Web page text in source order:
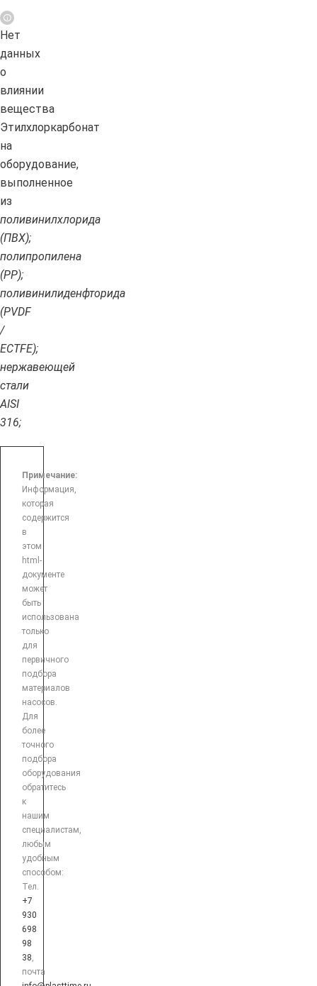
Нет
данных
о
влиянии
вещества
Этилхлоркарбонат
на
оборудование,
выполненное
из
поливинилхлорида
(ПВХ);
полипропилена
(PP);
поливинилиденфторида
(PVDF
/
ECTFE);
нержавеющей
стали
AISI
316;
Примечание:
Информация,
которая
содержится
в
этом
html-
документе
может
быть
использована
только
для
первичного
подбора
материалов
насосов.
Для
более
точного
подбора
оборудования
обратитесь
к
нашим
специалистам,
любым
удобным
способом:
Тел.
+7
930
698
98
38,
почта